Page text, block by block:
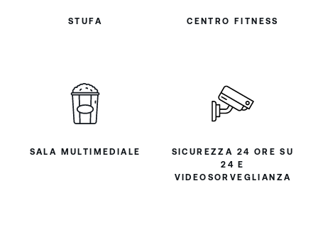
STUFA CENTRO FITNESS
SALA MULTIMEDIALE
SICUREZZA 24 ORE SU
24 E
VIDEOSORVEGLIANZA